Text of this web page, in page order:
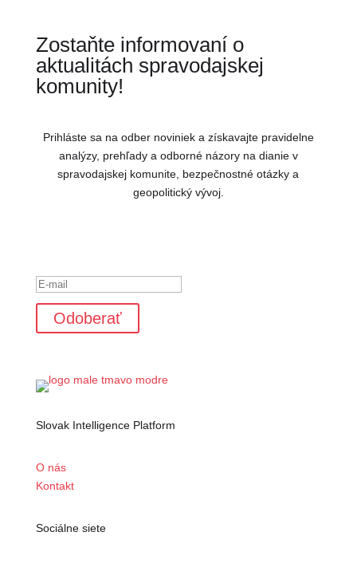
Zostaňte informovaní o
aktualitách spravodajskej
komunity!
Prihláste sa na odber noviniek a získavajte pravidelne
analýzy, prehľady a odborné názory na dianie v
spravodajskej komunite, bezpečnostné otázky a
geopolitický vývoj.
Odoberať
Slovak Intelligence Platform
O nás
Kontakt
Sociálne siete